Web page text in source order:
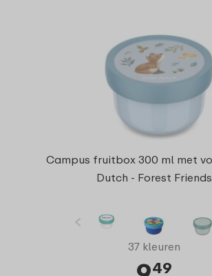
Campus fruitbox 300 ml met
Dutch - Forest Friends
37 kleuren
49